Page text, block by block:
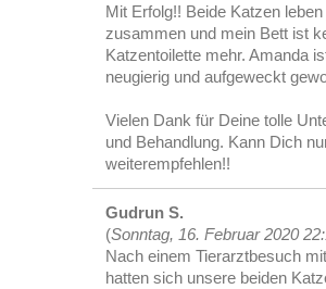
Mit Erfolg!! Beide Katzen
zusammen und mein Bett ist
Katzentoilette mehr. Amanda
neugierig und aufgeweckt
Vielen Dank für Deine tolle
und Behandlung. Kann Dich
weiterempfehlen!!
Gudrun S.
(Sonntag, 16. Februar 2020
Nach einem Tierarztbesuch
hatten sich unsere beiden